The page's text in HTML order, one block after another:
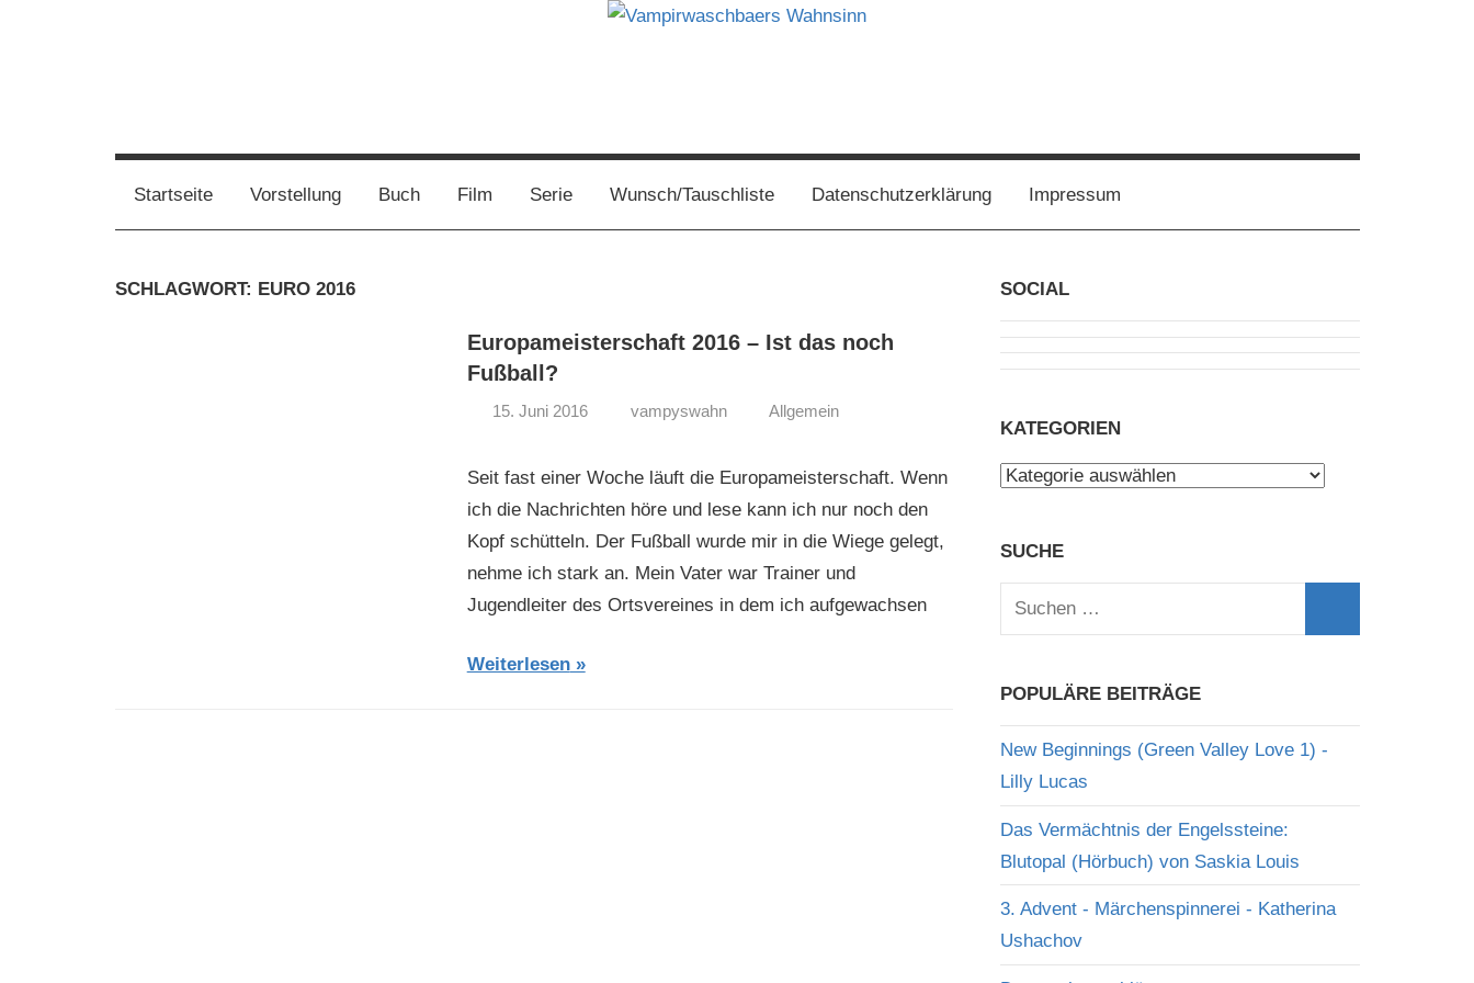
Vampirwaschbaers
Wahnsinn
Bücher,
Events,
Leben
Startseite Vorstellung Buch Film Serie Wunsch/Tauschliste Datenschutzerklärung Impressum
SCHLAGWORT: EURO 2016
Europameisterschaft 2016 – Ist das noch
Fußball?
15. Juni 2016 vampyswahn Allgemein
Seit fast einer Woche läuft die Europameisterschaft. Wenn
ich die Nachrichten höre und lese kann ich nur noch den
Kopf schütteln. Der Fußball wurde mir in die Wiege gelegt,
nehme ich stark an. Mein Vater war Trainer und
Jugendleiter des Ortsvereines in dem ich aufgewachsen
Weiterlesen
SOCIAL
KATEGORIEN
Kategorien
SUCHE
Suchen
POPULÄRE BEITRÄGE
New Beginnings (Green Valley Love 1) -
Lilly Lucas
Das Vermächtnis der Engelssteine:
Blutopal (Hörbuch) von Saskia Louis
3. Advent - Märchenspinnerei - Katherina
Ushachov